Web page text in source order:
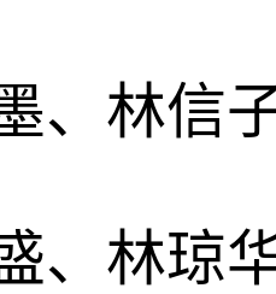
、林信
、林琼